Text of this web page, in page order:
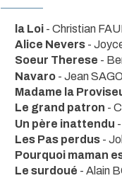
la Loi - Christian
Alice Nevers -
Soeur Therese -
Navaro - Jean
Madame la
Le grand patron -
Un père inattendu
Les Pas perdus -
Pourquoi maman
Le surdoué - Alain